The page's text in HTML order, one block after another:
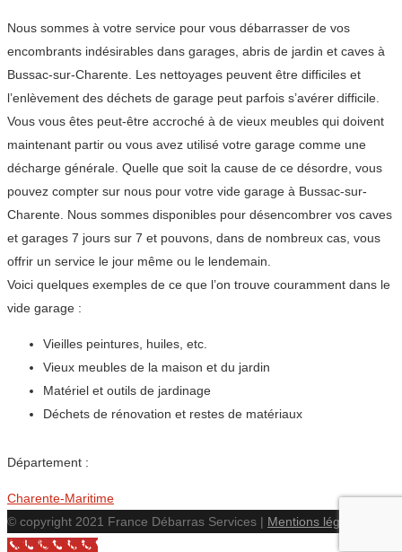
Nous sommes à votre service pour vous débarrasser de vos
encombrants indésirables dans garages, abris de jardin et caves à
Bussac-sur-Charente. Les nettoyages peuvent être difficiles et
l’enlèvement des déchets de garage peut parfois s’avérer difficile.
Vous vous êtes peut-être accroché à de vieux meubles qui doivent
maintenant partir ou vous avez utilisé votre garage comme une
décharge générale. Quelle que soit la cause de ce désordre, vous
pouvez compter sur nous pour votre vide garage à Bussac-sur-
Charente. Nous sommes disponibles pour désencombrer vos caves
et garages 7 jours sur 7 et pouvons, dans de nombreux cas, vous
offrir un service le jour même ou le lendemain.
Voici quelques exemples de ce que l’on trouve couramment dans le
vide garage :
Vieilles peintures, huiles, etc.
Vieux meubles de la maison et du jardin
Matériel et outils de jardinage
Déchets de rénovation et restes de matériaux
Département :
Charente-Maritime
© copyright 2021 France Débarras Services | Mentions légales
Call Now Button